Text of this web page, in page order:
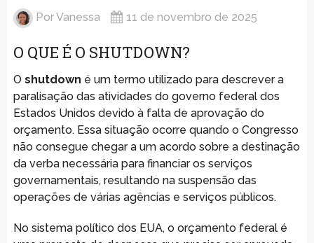
PorVanessa 11 de novembro de 2025
O QUE É O SHUTDOWN?
O shutdown é um termo utilizado para descrever a
paralisação das atividades do governo federal dos
Estados Unidos devido à falta de aprovação do
orçamento. Essa situação ocorre quando o Congresso
não consegue chegar a um acordo sobre a destinação
da verba necessária para financiar os serviços
governamentais, resultando na suspensão das
operações de várias agências e serviços públicos.
No sistema político dos EUA, o orçamento federal é